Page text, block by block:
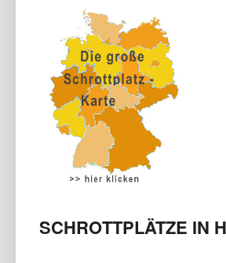
SCHROTTPLÄTZE IN